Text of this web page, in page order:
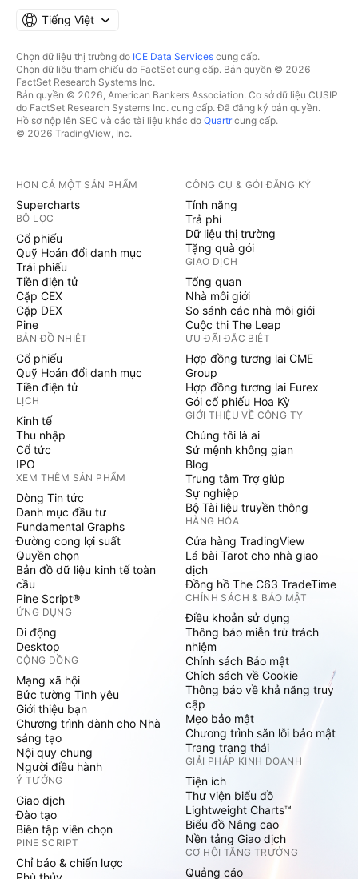
Tiếng Việt
Chọn dữ liệu thị trường do ICE Data Services cung cấp.
Chọn dữ liệu tham chiếu do FactSet cung cấp. Bản quyền © 2026
FactSet Research Systems Inc.
Bản quyền © 2026, American Bankers Association. Cơ sở dữ liệu CUSIP
do FactSet Research Systems Inc. cung cấp. Đã đăng ký bản quyền.
Hồ sơ nộp lên SEC và các tài liệu khác do Quartrcung cấp.
© 2026 TradingView, Inc.
HƠN CẢ MỘT SẢN PHẨM
Supercharts
BỘ LỌC
Cổ phiếu
Quỹ Hoán đổi danh mục
Trái phiếu
Tiền điện tử
Cặp CEX
Cặp DEX
Pine
BẢN ĐỒ NHIỆT
Cổ phiếu
Quỹ Hoán đổi danh mục
Tiền điện tử
LỊCH
Kinh tế
Thu nhập
Cổ tức
IPO
XEM THÊM SẢN PHẨM
Dòng Tin tức
Danh mục đầu tư
Fundamental Graphs
Đường cong lợi suất
Quyền chọn
Bản đồ dữ liệu kinh tế toàn
cầu
Pine Script®
ỨNG DỤNG
Di động
Desktop
CỘNG ĐỒNG
Mạng xã hội
Bức tường Tình yêu
Giới thiệu bạn
Chương trình dành cho Nhà
sáng tạo
Nội quy chung
Người điều hành
Ý TƯỞNG
Giao dịch
Đào tạo
Biên tập viên chọn
PINE SCRIPT
Chỉ báo & chiến lược
CÔNG CỤ & GÓI ĐĂNG KÝ
Tính năng
Trả phí
Dữ liệu thị trường
Tặng quà gói
GIAO DỊCH
Tổng quan
Nhà môi giới
So sánh các nhà môi giới
Cuộc thi The Leap
ƯU ĐÃI ĐẶC BIỆT
Hợp đồng tương lai CME
Group
Hợp đồng tương lai Eurex
Gói cổ phiếu Hoa Kỳ
GIỚI THIỆU VỀ CÔNG TY
Chúng tôi là ai
Sứ mệnh không gian
Blog
Trung tâm Trợ giúp
Sự nghiệp
Bộ Tài liệu truyền thông
HÀNG HÓA
Cửa hàng TradingView
Lá bài Tarot cho nhà giao
dịch
Đồng hồ The C63 TradeTime
CHÍNH SÁCH & BẢO MẬT
Điều khoản sử dụng
Thông báo miễn trừ trách
nhiệm
Chính sách Bảo mật
Chích sách về Cookie
Thông báo về khả năng truy
cập
Mẹo bảo mật
Chương trình săn lỗi bảo mật
Trang trạng thái
GIẢI PHÁP KINH DOANH
Tiện ích
Thư viện biểu đồ
Lightweight Charts™
Biểu đồ Nâng cao
Nền tảng Giao dịch
CƠ HỘI TĂNG TRƯỞNG
Quảng cáo